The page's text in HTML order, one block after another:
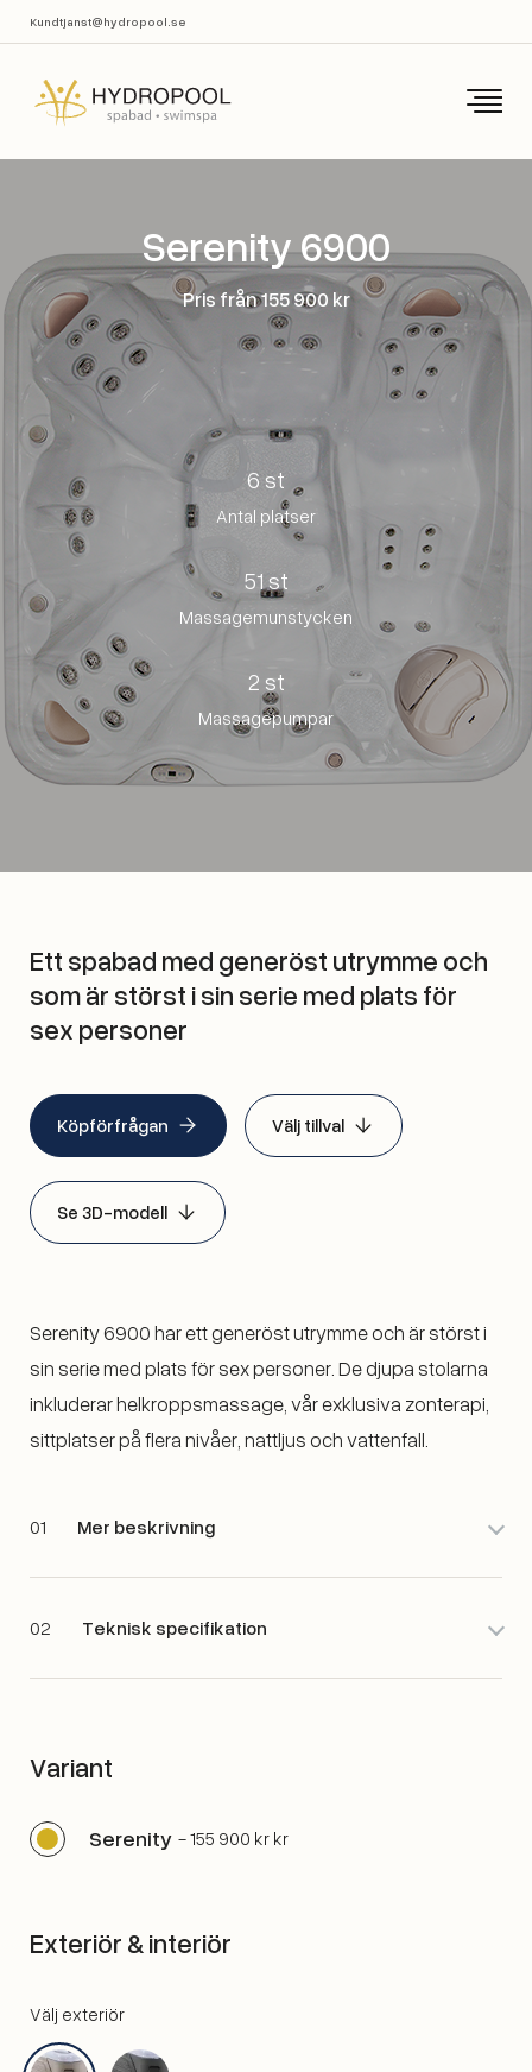
Kundtjanst@hydropool.se
Serenity 6900
Pris från 155 900 kr
6 st
Antal platser
51 st
Massagemunstycken
2 st
Massagepumpar
Ett spabad med generöst utrymme och
som är störst i sin serie med plats för
sex personer
Köpförfrågan Välj tillval
Se 3D-modell
Serenity 6900 har ett generöst utrymme och är störst i
sin serie med plats för sex personer. De djupa stolarna
inkluderar helkroppsmassage, vår exklusiva zonterapi,
sittplatser på flera nivåer, nattljus och vattenfall.
01 Mer beskrivning
02 Teknisk specifikation
Variant
Serenity - 155 900 kr kr
Exteriör & interiör
Välj exteriör